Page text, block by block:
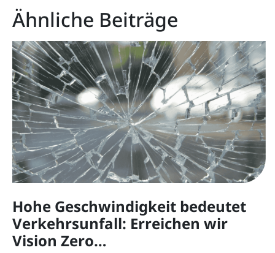
Ähnliche Beiträge
Hohe Geschwindigkeit bedeutet
Verkehrsunfall: Erreichen wir
Vision Zero…